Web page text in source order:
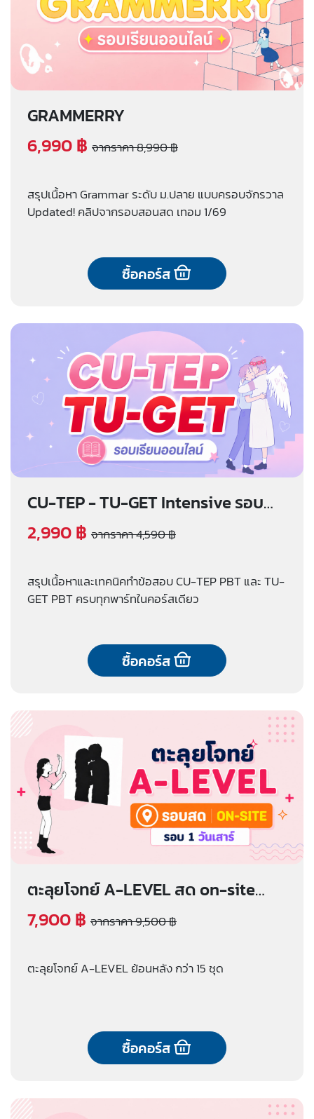
GRAMMERRY
6,990 ฿ จากราคา 8,990 ฿
สรุปเนื้อหา Grammar ระดับ ม.ปลาย แบบครอบจักรวาล
Updated! คลิปจากรอบสอนสด เทอม 1/69
ซื้อคอร์ส
CU-TEP - TU-GET Intensive รอบ
เรียนออนไลน์
2,990 ฿ จากราคา 4,590 ฿
สรุปเนื้อหาและเทคนิคทำข้อสอบ CU-TEP PBT และ TU-
GET PBT ครบทุกพาร์ทในคอร์สเดียว
ซื้อคอร์ส
ตะลุยโจทย์ A-LEVEL สด on-site
(รอบ 1 วันเสาร์)
7,900 ฿ จากราคา 9,500 ฿
ตะลุยโจทย์ A-LEVEL ย้อนหลัง กว่า 15 ชุด
ซื้อคอร์ส